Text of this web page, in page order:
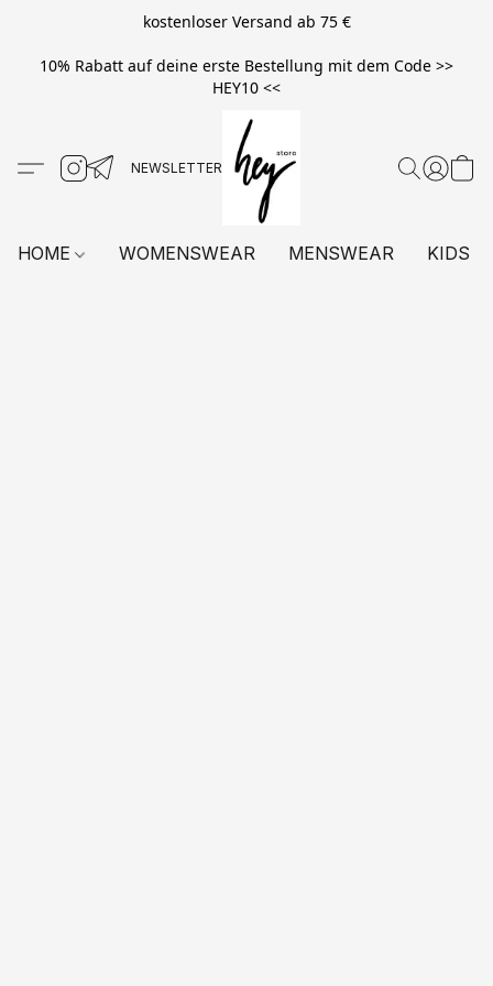
kostenloser Versand ab 75 €
10% Rabatt auf deine erste Bestellung mit dem Code >>
HEY10 <<
HOME WOMENSWEAR MENSWEAR KIDS